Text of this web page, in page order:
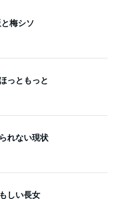
梅シソ
っともっと
れない現状
しい長女